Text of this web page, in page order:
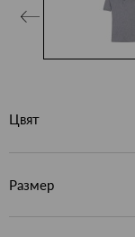
Цвят
Размер